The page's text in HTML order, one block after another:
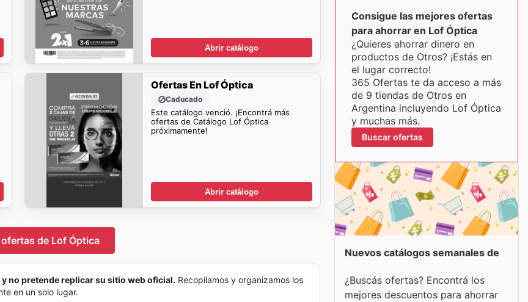
Abrir catálogo
Ofertas En Lof Óptica
Caducado
Este catálogo venció. ¡Encontrá más
ofertas de Catálogo Lof Óptica
próximamente!
Abrir catálogo
de Lof Óptica
no pretende replicar su sitio web oficial. Recopilamos y organizamos los
en un solo lugar.
Consigue las mejores ofertas
para ahorrar en Lof Óptica
¿Quieres ahorrar dinero en
productos de Otros? ¡Estás en
el lugar correcto!
365 Ofertas te da acceso a más
de 9 tiendas de Otros en
Argentina incluyendo Lof Óptica
y muchas más.
Buscar ofertas
Nuevos catálogos semanales de
¿Buscás ofertas? Encontrá los
mejores descuentos para ahorrar